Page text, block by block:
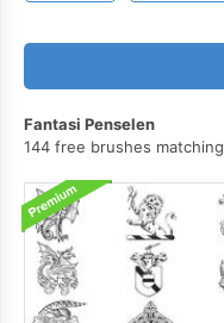
Fantasi Penselen
144 free brushes matching